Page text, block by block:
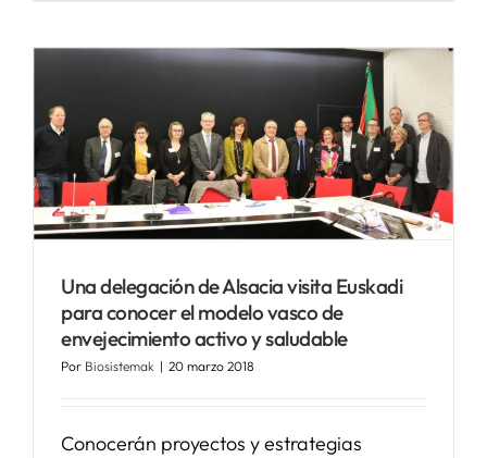
Una delegación de Alsacia visita Euskadi
para conocer el modelo vasco de
envejecimiento activo y saludable
Por Biosistemak | 20 marzo 2018
Conocerán proyectos y estrategias